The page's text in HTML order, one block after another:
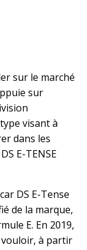
sur le marché
sur
visant à
dans les
E-TENSE
DS E-Tense
de la marque,
E. En 2019,
à partir